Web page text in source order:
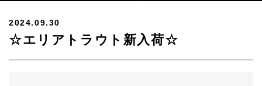
2024.09.30
☆エリアトラウト新入荷☆